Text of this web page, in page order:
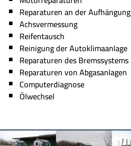
Reparaturen an der Aufhängung
Achsvermessung
Reifentausch
Reinigung der Autoklimaanlage
Reparaturen des Bremssystems
Reparaturen von Abgasanlagen
Computerdiagnose
Ölwechsel